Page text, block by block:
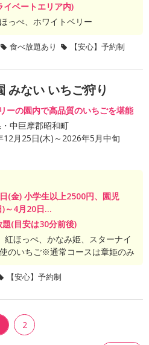
ベートエリア内)
っぺ、ホワイトベリー
食べ放題あり 【安心】予約制
みない いちご狩り
ーの園内で高品質のいちごを堪能
中巨摩郡昭和町
12月25日(木)～2026年5月中旬
(金) 小学生以上2500円、園児
～4月20日...
(目安は30分前後)
紅ほっぺ、かなみ姫、スターナイ
のいちご※通常コースは章姫のみ
【安心】予約制
2